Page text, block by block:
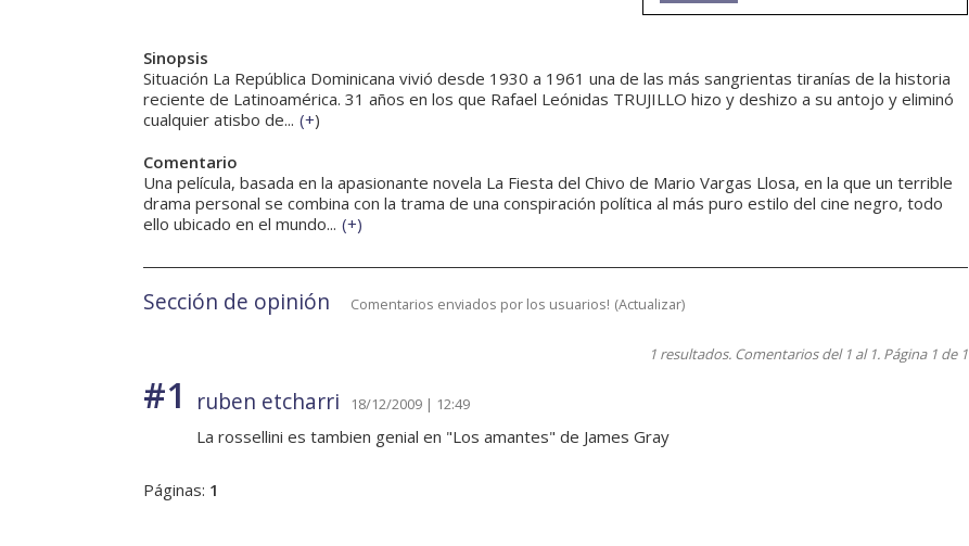
Sinopsis
Situación La República Dominicana vivió desde 1930 a 1961 una de las más sangrientas tiranías de la historia
reciente de Latinoamérica. 31 años en los que Rafael Leónidas TRUJILLO hizo y deshizo a su antojo y eliminó
cualquier atisbo de... (+)
Comentario
Una película, basada en la apasionante novela La Fiesta del Chivo de Mario Vargas Llosa, en la que un terrible
drama personal se combina con la trama de una conspiración política al más puro estilo del cine negro, todo
ello ubicado en el mundo... (+)
Sección de opinión Comentarios enviados por los usuarios! (Actualizar)
1 resultados. Comentarios del 1 al 1. Página 1 de 1
#1 ruben etcharri 18/12/2009 | 12:49
La rossellini es tambien genial en "Los amantes" de James Gray
Páginas: 1